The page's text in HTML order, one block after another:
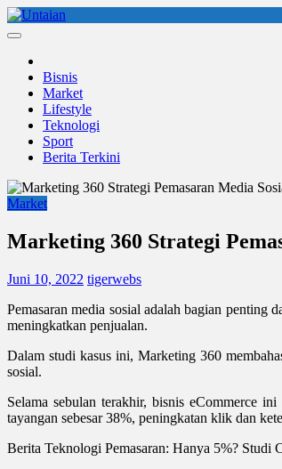
Skip
to
Bisnis
Market
Lifestyle
Teknologi
Sport
Berita Terkini
Market
Marketing 360 Strategi
Juni 10, 2022 tigerwebs
Pemasaran media sosial adalah bagian penting
meningkatkan penjualan.
Dalam studi kasus ini, Marketing 360
sosial.
Selama sebulan terakhir, bisnis eCommerce
tayangan sebesar 38%, peningkatan klik dan
Berita Teknologi Pemasaran: Hanya 5%?